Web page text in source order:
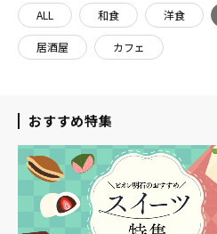
ALL 和食 洋食
居酒屋 カフェ
おすすめ特集